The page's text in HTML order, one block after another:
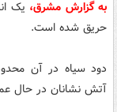
به گزارش مشرق،
حریق شده است.
دود سیاه در آن
آتش نشانان در حال